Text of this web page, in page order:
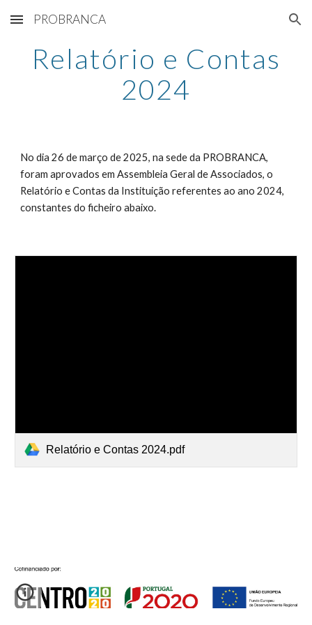
Skip to main content Skip to navigation
PROBRANCA
Relatório e Contas
2024
No dia 26 de março de 2025, na sede da PROBRANCA,
foram aprovados em Assembleia Geral de Associados, o
Relatório e Contas da Instituição referentes ao ano 2024,
constantes do ficheiro abaixo.
Relatório e Contas 2024.pdf